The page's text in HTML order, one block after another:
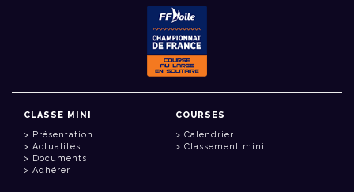
CLASSE MINI
Présentation
Actualités
Documents
Adhérer
COURSES
Calendrier
Classement mini